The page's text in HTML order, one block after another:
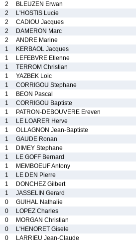
2
BLEUZEN Erwan
2
L'HOSTIS Lucie
2
CADIOU Jacques
2
DAMERON Marc
2
ANDRE Marine
1
KERBAOL Jacques
1
LEFEBVRE Etienne
1
TERROM Christian
1
YAZBEK Loic
1
CORRIGOU Stephane
1
BEON Pascal
1
CORRIGOU Baptiste
1
PATRON-DEBOUVERE Ereven
1
LE LOARER Herve
1
OLLAGNON Jean-Baptiste
1
GAUDE Ronan
1
DIMEY Stephane
1
LE GOFF Bernard
1
MEMBOEUF Antony
1
LE DEN Pierre
1
DONCHEZ Gilbert
1
JASSELIN Gerard
0
GUIHAL Nathalie
0
LOPEZ Charles
0
MORGAN Christian
0
L'HENORET Gisele
0
LARRIEU Jean-Claude